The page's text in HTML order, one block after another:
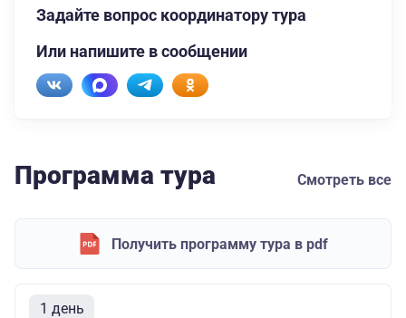
Задайте вопрос координатору тура
Или напишите в сообщении
Программа тура Смотреть все
Получить программу тура в pdf
1 день